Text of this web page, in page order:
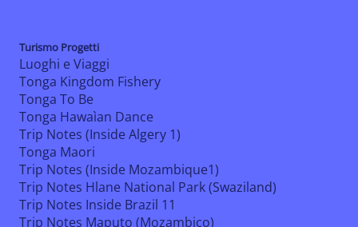
Turismo Progetti
Luoghi e Viaggi
Tonga Kingdom Fishery
Tonga To Be
Tonga Hawaìan Dance
Trip Notes (Inside Algery 1)
Tonga Maori
Trip Notes (Inside Mozambique1)
Trip Notes Hlane National Park (Swaziland)
Trip Notes Inside Brazil 11
Trip Notes Maputo (Mozambico)